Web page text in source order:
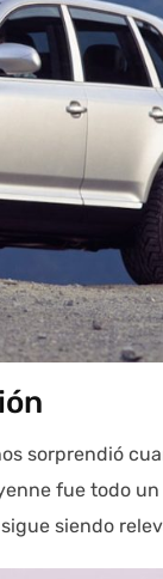
sorprendió
fue todo
siendo